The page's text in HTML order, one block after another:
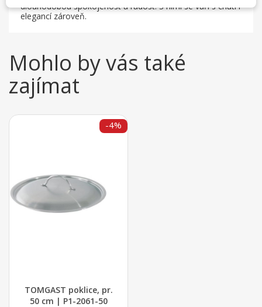
dlouhodobou spokojenost a radost. S nimi se vaří s chutí i
elegancí zároveň.
Mohlo by vás také
zajímat
TOMGAST poklice, pr.
50 cm | P1-2061-50
-4%